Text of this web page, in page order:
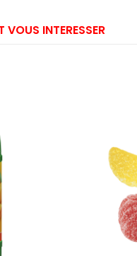
VOUS INTERESSER